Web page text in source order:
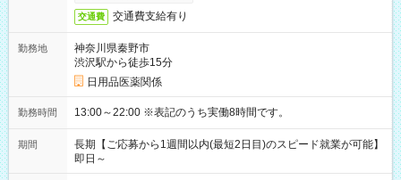
交通費 交通費支給有り
勤務地
神奈川県秦野市
渋沢駅から徒歩15分
日用品医薬関係
勤務時間 13:00～22:00 ※表記のうち実働8時間です。
期間
長期【ご応募から1週間以内(最短2日目)のスピード就業が可能】
即日～